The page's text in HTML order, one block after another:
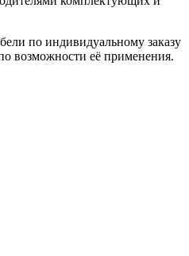
по индивидуальному заказу
возможности её применения.